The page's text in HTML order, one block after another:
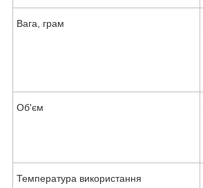
Вага, грам
Об'єм
Температура використання